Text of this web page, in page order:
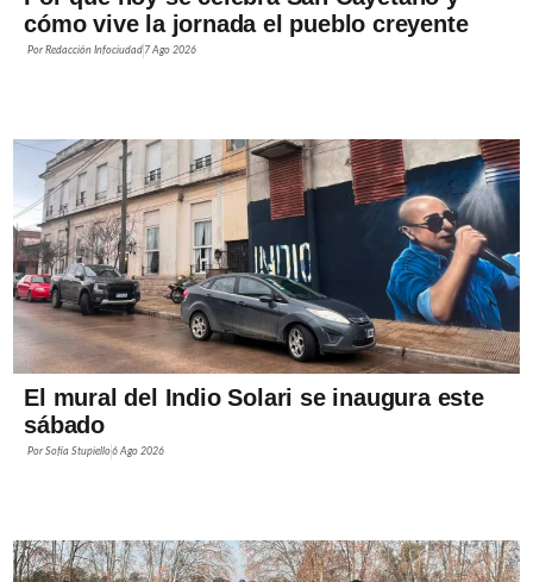
cómo vive la jornada el pueblo creyente
PorRedacción Infociudad 7 Ago 2026
El mural del Indio Solari se inaugura este
sábado
PorSofía Stupiello6 Ago 2026